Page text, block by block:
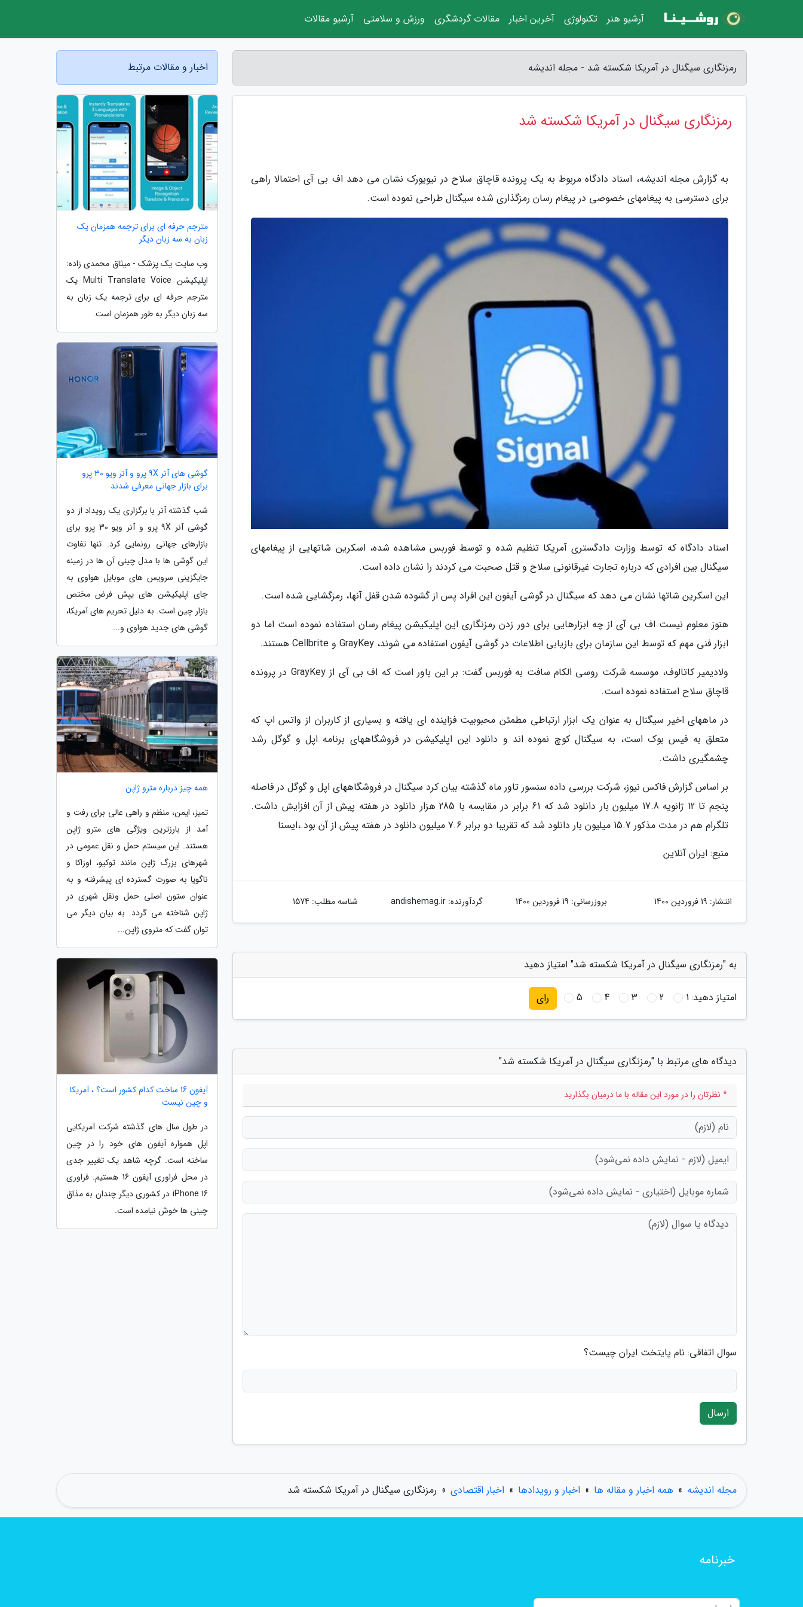
رمزنگاری سیگنال در آمریکا شکسته شد - مجله اندیشه
رمزنگاری سیگنال در آمریکا شکسته شد
به گزارش مجله اندیشه، اسناد دادگاه مربوط به یک پرونده قاچاق سلاح در نیویورک نشان می دهد اف بی آی احتمالا راهی
برای دسترسی به پیغامهای خصوصی در پیغام رسان رمزگذاری شده سیگنال طراحی نموده است.
اسناد دادگاه که توسط وزارت دادگستری آمریکا تنظیم شده و توسط فوربس مشاهده شده، اسکرین شاتهایی از پیغامهای
سیگنال بین افرادی که درباره تجارت غیرقانونی سلاح و قتل صحبت می کردند را نشان داده است.
این اسکرین شاتها نشان می دهد که سیگنال در گوشی آیفون این افراد پس از گشوده شدن قفل آنها، رمزگشایی شده است.
هنوز معلوم نیست اف بی آی از چه ابزارهایی برای دور زدن رمزنگاری این اپلیکیشن پیغام رسان استفاده نموده است اما دو
ابزار فنی مهم که توسط این سازمان برای بازیابی اطلاعات در گوشی آیفون استفاده می شوند، GrayKey و Cellbrite هستند.
ولادیمیر کاتالوف، موسسه شرکت روسی الکام سافت به فوربس گفت: بر این باور است که اف بی آی از GrayKey در پرونده
قاچاق سلاح استفاده نموده است.
در ماههای اخیر سیگنال به عنوان یک ابزار ارتباطی مطمئن محبوبیت فزاینده ای یافته و بسیاری از کاربران از واتس اپ که
متعلق به فیس بوک است، به سیگنال کوچ نموده اند و دانلود این اپلیکیشن در فروشگاههای برنامه اپل و گوگل رشد
چشمگیری داشت.
بر اساس گزارش فاکس نیوز، شرکت بررسی داده سنسور تاور ماه گذشته بیان کرد سیگنال در فروشگاههای اپل و گوگل در فاصله
پنجم تا 12 ژانویه 17.8 میلیون بار دانلود شد که 61 برابر در مقایسه با 285 هزار دانلود در هفته پیش از آن افزایش داشت.
تلگرام هم در مدت مذکور 15.7 میلیون بار دانلود شد که تقریبا دو برابر 7.6 میلیون دانلود در هفته پیش از آن بود.،ایسنا
منبع: ایران آنلاین
انتشار: 19 فروردین 1400 بروزرسانی: 19 فروردین 1400 گردآورنده:andishemag.ir شناسه مطلب: 1574
به "رمزنگاری سیگنال در آمریکا شکسته شد" امتیاز دهید
امتیاز دهید:1
2
3
4
5 رای
دیدگاه های مرتبط با "رمزنگاری سیگنال در آمریکا شکسته شد"
* نظرتان را در مورد این مقاله با ما درمیان بگذارید
سوال اتفاقی: نام پایتخت ایران چیست؟
ارسال
اخبار و مقالات مرتبط
مترجم حرفه ای برای ترجمه همزمان یک
زبان به سه زبان دیگر
وب سایت یک پزشک - میثاق محمدی زاده:
اپلیکیشن Multi Translate Voice یک
مترجم حرفه ای برای ترجمه یک زبان به
سه زبان دیگر به طور همزمان است.
گوشی های آنر 9X پرو و آنر ویو 30 پرو
برای بازار جهانی معرفی شدند
شب گذشته آنر با برگزاری یک رویداد از دو
گوشی آنر 9X پرو و آنر ویو 30 پرو برای
بازارهای جهانی رونمایی کرد. تنها تفاوت
این گوشی ها با مدل چینی آن ها در زمینه
جایگزینی سرویس های موبایل هواوی به
جای اپلیکیشن های یپش فرض مختص
بازار چین است. به دلیل تحریم های آمریکا،
گوشی های جدید هواوی و...
همه چیز درباره مترو ژاپن
تمیز، ایمن، منظم و راهی عالی برای رفت و
آمد از بارزترین ویژگی های مترو ژاپن
هستند. این سیستم حمل و نقل عمومی در
شهرهای بزرگ ژاپن مانند توکیو، اوزاکا و
ناگویا به صورت گسترده ای پیشرفته و به
عنوان ستون اصلی حمل ونقل شهری در
ژاپن شناخته می گردد. به بیان دیگر می
توان گفت که متروی ژاپن...
آیفون 16 ساخت کدام کشور است؟ ، آمریکا
و چین نیست
در طول سال های گذشته شرکت آمریکایی
اپل همواره آیفون های خود را در چین
ساخته است. گرچه شاهد یک تغییر جدی
در محل فراوری آیفون 16 هستیم. فراوری
iPhone 16 در کشوری دیگر چندان به مذاق
چینی ها خوش نیامده است.
مجله اندیشه » همه اخبار و مقاله ها » اخبار و رویدادها » اخبار اقتصادی » رمزنگاری سیگنال در آمریکا شکسته شد
آرشیو هنر تکنولوژی آخرین اخبار مقالات گردشگری ورزش و سلامتی آرشیو مقالات
خبرنامه